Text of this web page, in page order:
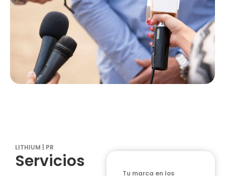
LITHIUM | PR
Servicios
Tu marca en los